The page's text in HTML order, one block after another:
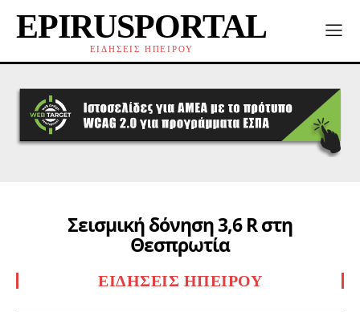
EPIRUSPORTAL
ΕΙΔΗΣΕΙΣ ΗΠΕΙΡΟΥ
Σεισμική δόνηση 3,6 R στη
Θεσπρωτία
ΕΙΔΉΣΕΙΣ ΗΠΕΊΡΟΥ